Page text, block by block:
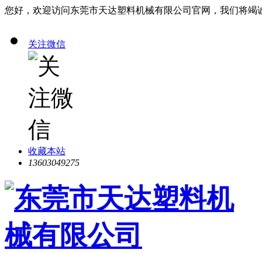
您好，欢迎访问东莞市天达塑料机械有限公司官网，我们将竭
关注微信
收藏本站
13603049275